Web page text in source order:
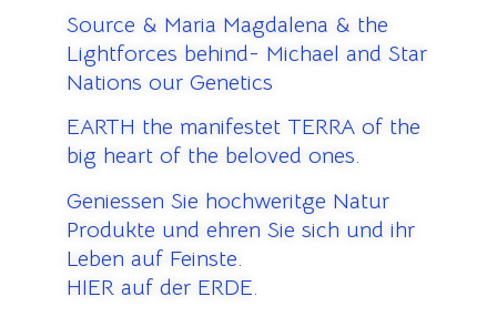
Source & Maria Magdalena & the
Lightforces behind- Michael and Star
Nations our Genetics
EARTH the manifestet TERRA of the
big heart of the beloved ones.
Geniessen Sie hochweritge Natur
Produkte und ehren Sie sich und ihr
Leben auf Feinste.
HIER auf der ERDE.